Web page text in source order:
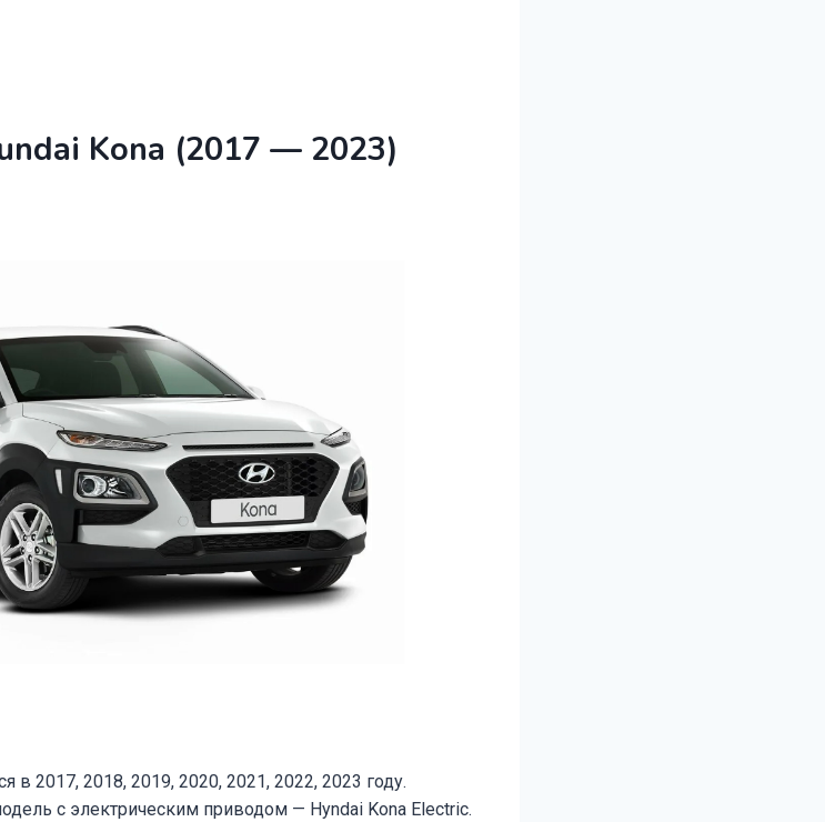
Kona (2017 — 2023)
в 2017, 2018, 2019, 2020, 2021, 2022, 2023 году.
с электрическим приводом — Hyndai Kona Electric.